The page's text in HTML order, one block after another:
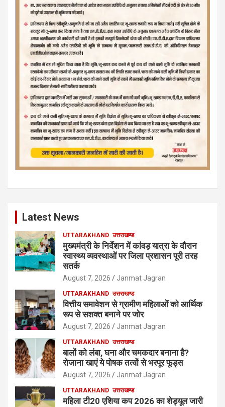
Latest News
UTTARAKHAND उत्तराखण्ड
मुख्यमंत्री के निर्देशन में कांवड़ यात्रा के दौरान
स्वास्थ्य व्यवस्थाओं पर जिला प्रशासन पूरी तरह
सतर्क
August 7, 2026 Janmat Jagran
UTTARAKHAND उत्तराखण्ड
वित्तीय समावेशन से ग्रामीण महिलाओं को आर्थिक
रूप से सशक्त बनाने पर जोर
August 7, 2026 Janmat Jagran
UTTARAKHAND उत्तराखण्ड
बालों को लंबा, घना और चमकदार बनाना है?
रोजाना खाएं ये पोषक तत्वों से भरपूर फूड्स
August 7, 2026 Janmat Jagran
UTTARAKHAND उत्तराखण्ड
महिला टी20 एशिया कप 2026 का शेड्यूल जारी